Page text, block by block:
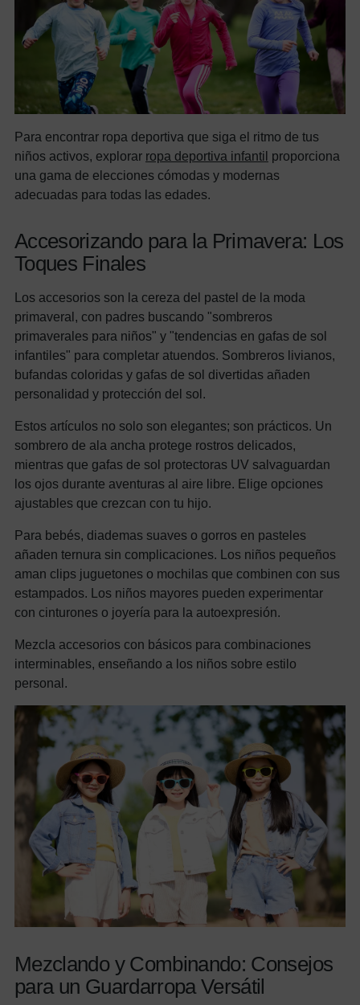
Para encontrar ropa deportiva que siga el ritmo de tus
niños activos, explorar ropa deportiva infantil proporciona
una gama de elecciones cómodas y modernas
adecuadas para todas las edades.
Accesorizando para la Primavera: Los
Toques Finales
Los accesorios son la cereza del pastel de la moda
primaveral, con padres buscando "sombreros
primaverales para niños" y "tendencias en gafas de sol
infantiles" para completar atuendos. Sombreros livianos,
bufandas coloridas y gafas de sol divertidas añaden
personalidad y protección del sol.
Estos artículos no solo son elegantes; son prácticos. Un
sombrero de ala ancha protege rostros delicados,
mientras que gafas de sol protectoras UV salvaguardan
los ojos durante aventuras al aire libre. Elige opciones
ajustables que crezcan con tu hijo.
Para bebés, diademas suaves o gorros en pasteles
añaden ternura sin complicaciones. Los niños pequeños
aman clips juguetones o mochilas que combinen con sus
estampados. Los niños mayores pueden experimentar
con cinturones o joyería para la autoexpresión.
Mezcla accesorios con básicos para combinaciones
interminables, enseñando a los niños sobre estilo
personal.
Mezclando y Combinando: Consejos
para un Guardarropa Versátil